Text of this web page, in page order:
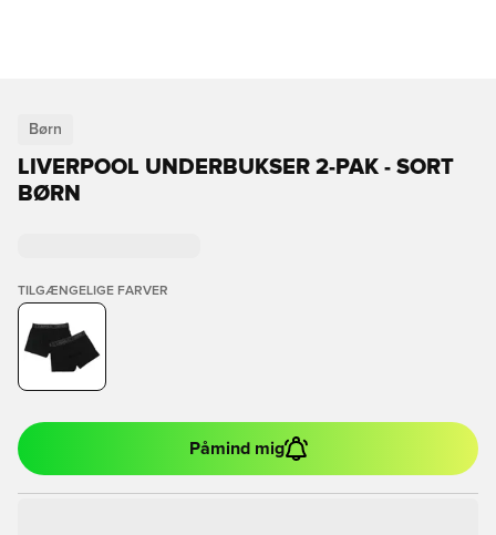
Børn
LIVERPOOL UNDERBUKSER 2-PAK - SORT
BØRN
TILGÆNGELIGE FARVER
Påmind mig